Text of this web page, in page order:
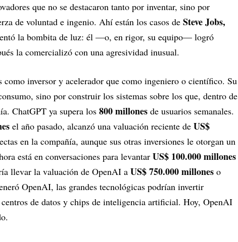
que no se destacaron tanto por inventar, sino por
de voluntad e ingenio. Ahí están los casos de Steve Jobs,
la bombita de luz: él —o, en rigor, su equipo— logró
la comercializó con una agresividad inusual.
como inversor y acelerador que como ingeniero o científico. Su
sino por construir los sistemas sobre los que, dentro de
ChatGPT ya supera los 800 millones de usuarios semanales.
el año pasado, alcanzó una valuación reciente de US$
en la compañía, aunque sus otras inversiones le otorgan un
está en conversaciones para levantar US$ 100.000 millones
llevar la valuación de OpenAI a US$ 750.000 millones o
OpenAI, las grandes tecnológicas podrían invertir
centros de datos y chips de inteligencia artificial. Hoy, OpenAI